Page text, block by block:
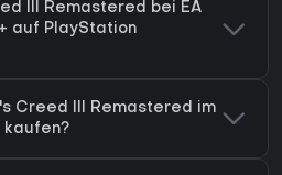
III Remastered bei EA
auf PlayStation
Creed III Remastered im
kaufen?